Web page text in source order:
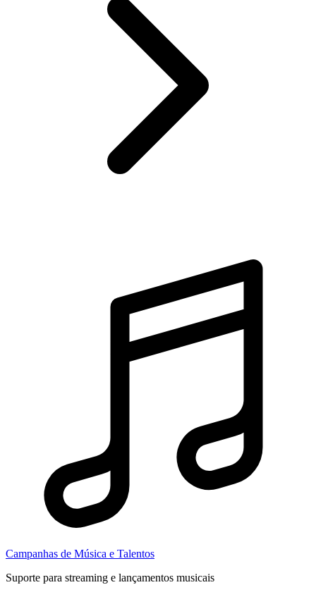
Campanhas de Música e Talentos
Suporte para streaming e lançamentos musicais